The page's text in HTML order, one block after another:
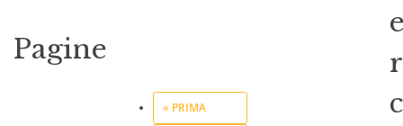
r
c
Pagine
« PRIMA